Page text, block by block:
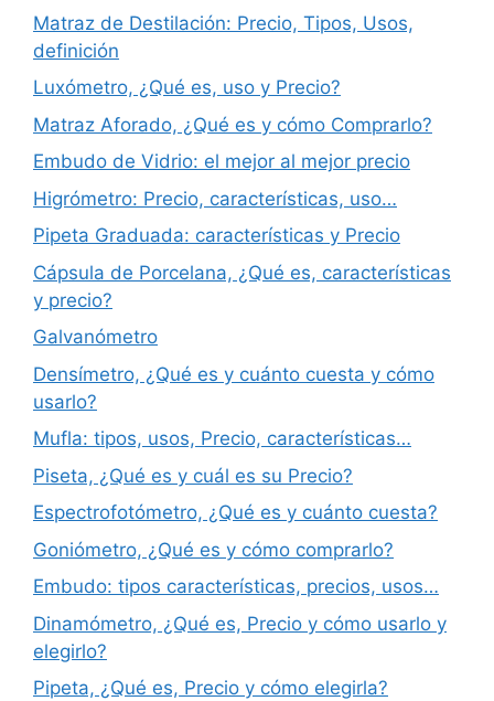
Matraz de Destilación: Precio, Tipos, Usos,
definición
Luxómetro, ¿Qué es, uso y Precio?
Matraz Aforado, ¿Qué es y cómo Comprarlo?
Embudo de Vidrio: el mejor al mejor precio
Higrómetro: Precio, características, uso…
Pipeta Graduada: características y Precio
Cápsula de Porcelana, ¿Qué es, características
y precio?
Galvanómetro
Densímetro, ¿Qué es y cuánto cuesta y cómo
usarlo?
Mufla: tipos, usos, Precio, características…
Piseta, ¿Qué es y cuál es su Precio?
Espectrofotómetro, ¿Qué es y cuánto cuesta?
Goniómetro, ¿Qué es y cómo comprarlo?
Embudo: tipos características, precios, usos…
Dinamómetro, ¿Qué es, Precio y cómo usarlo y
elegirlo?
Pipeta, ¿Qué es, Precio y cómo elegirla?